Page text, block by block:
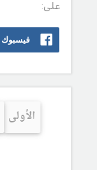
على:
فيسبوك
الأولى